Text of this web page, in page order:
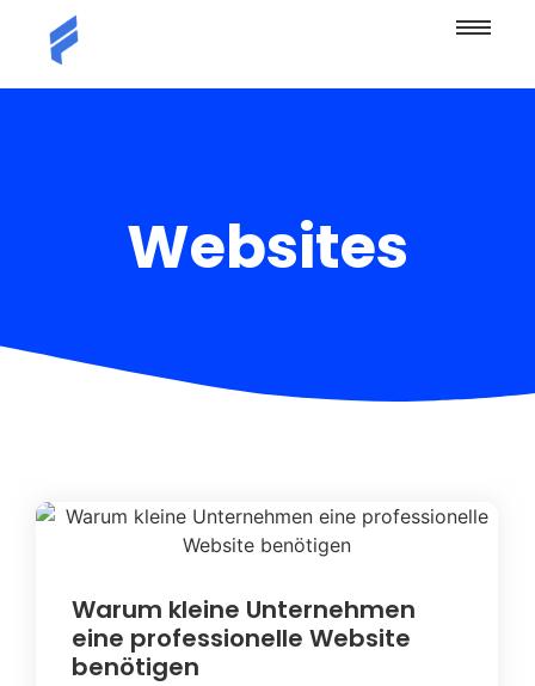
Websites
Warum kleine Unternehmen
eine professionelle Website
benötigen